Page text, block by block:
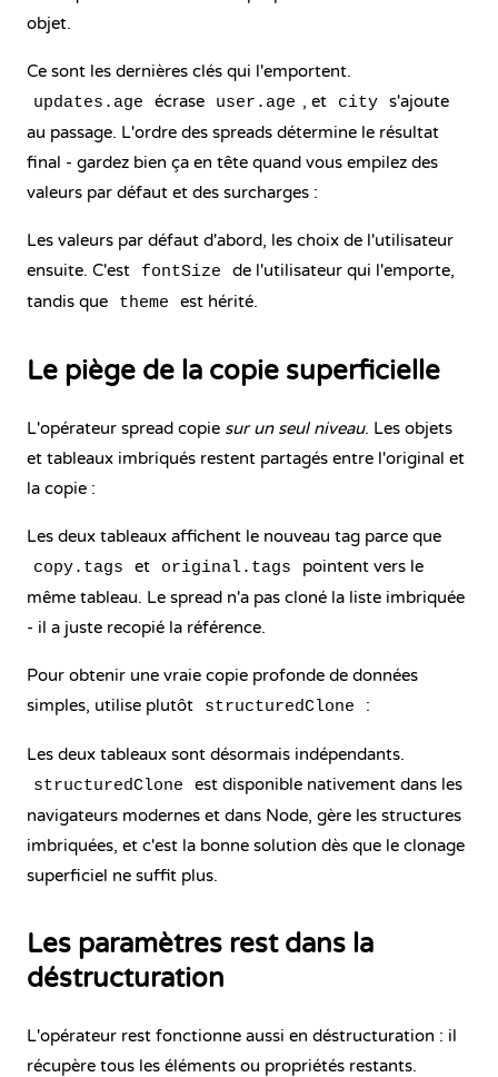
objet.
Ce sont les dernières clés qui l'emportent.
updates.age écrase user.age , et city s'ajoute
au passage. L'ordre des spreads détermine le résultat
final - gardez bien ça en tête quand vous empilez des
valeurs par défaut et des surcharges :
Les valeurs par défaut d'abord, les choix de l'utilisateur
ensuite. C'est
fontSize
de l'utilisateur qui l'emporte,
tandis que
theme est hérité.
Le piège de la copie superficielle
L'opérateur spread copie sur un seul niveau. Les objets
et tableaux imbriqués restent partagés entre l'original et
la copie :
Les deux tableaux affichent le nouveau tag parce que
copy.tags et original.tags
pointent vers le
même tableau. Le spread n'a pas cloné la liste imbriquée
- il a juste recopié la référence.
Pour obtenir une vraie copie profonde de données
simples, utilise plutôt
structuredClone :
Les deux tableaux sont désormais indépendants.
structuredClone
est disponible nativement dans les
navigateurs modernes et dans Node, gère les structures
imbriquées, et c'est la bonne solution dès que le clonage
superficiel ne suffit plus.
Les paramètres rest dans la
déstructuration
L'opérateur rest fonctionne aussi en déstructuration : il
récupère tous les éléments ou propriétés restants.